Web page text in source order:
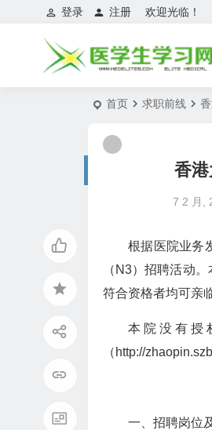
欢迎光临！
登录 注册
首页 求职前线
香
7 2 月,
根据医院业务
（N3）招聘活动
符合资格者均可亲
本院没有授
（http://
一、招聘岗位